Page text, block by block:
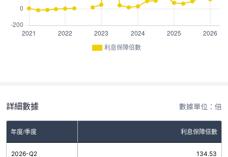
利息保障倍數
詳細數據 數據單位：倍
年度/季度 利息保障倍數
2026-Q2 134.53